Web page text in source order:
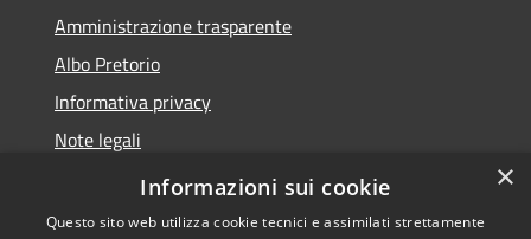
Amministrazione trasparente
Albo Pretorio
Informativa privacy
Note legali
Dichiarazione di accessibilità
×
Informazioni sui cookie
Questo sito web utilizza cookie tecnici e assimilati strettamente